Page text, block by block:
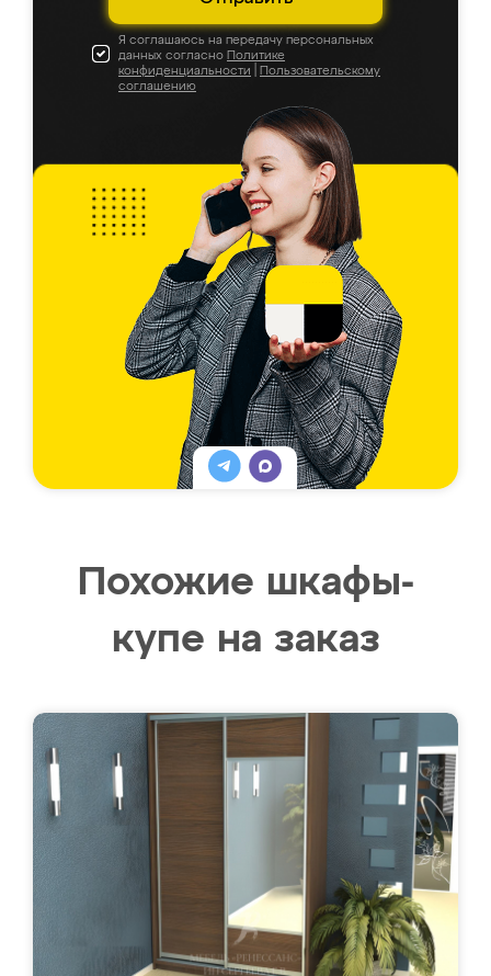
Я соглашаюсь на передачу персональных
данных согласно Политике
конфиденциальности
Пользовательскому
соглашению
Похожие шкафы-
купе на заказ